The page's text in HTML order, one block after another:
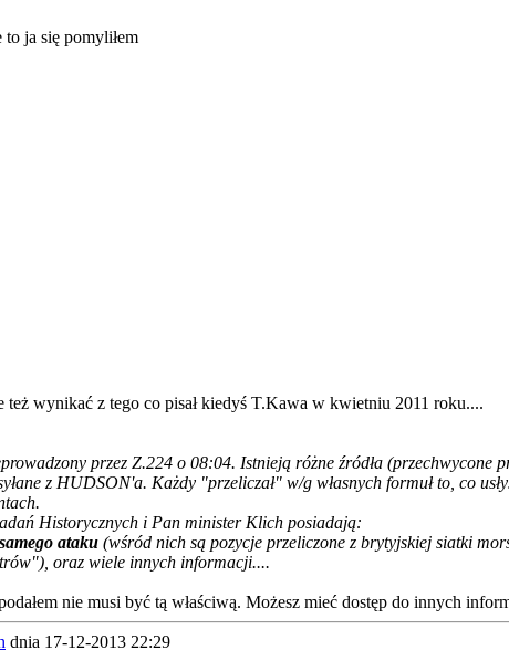
ja się pomyliłem
też wynikać z tego co pisał kiedyś T.Kawa w kwietniu 2011 roku....
przez Z.224 o 08:04. Istnieją różne źródła (przechwycone
z HUDSON'a. Każdy "przeliczał" w/g własnych formuł to, co
Historycznych i Pan minister Klich posiadają:
ataku (wśród nich są pozycje przeliczone z brytyjskiej siatki
oraz wiele innych informacji....
nie musi być tą właściwą. Możesz mieć dostęp do innych
dnia 17-12-2013 22:29